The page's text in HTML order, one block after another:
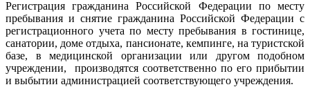
Регистрация гражданина Российской Федерации по месту
пребывания и снятие гражданина Российской Федерации с
регистрационного учета по месту пребывания в гостинице,
санатории, доме отдыха, пансионате, кемпинге, на туристской
базе, в медицинской организации или другом подобном
учреждении, производятся соответственно по его прибытии
и выбытии администрацией соответствующего учреждения.